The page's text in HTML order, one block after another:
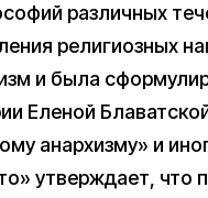
различных
религиозных
и была
Еленой
анархизму» и
утверждает, что